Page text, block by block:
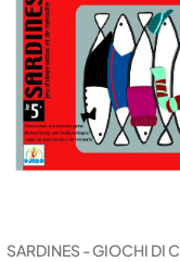
SARDINES - GIOCHI DI